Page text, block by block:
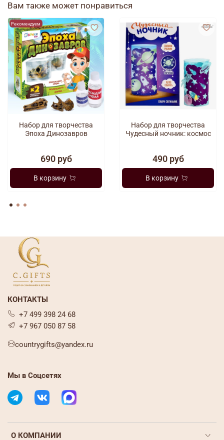
«Исчезновение запаха»;
«Шагающая вода».
Вам также может понравиться
Рекомендуем
Набор для творчества
Эпоха Динозавров
690 руб
В корзину
Набор для творчества
Чудесный ночник: космос
490 руб
В корзину
О КОМПАНИИ
КОНТАКТЫ
+7 499 398 24 68
+7 967 050 87 58
countrygifts@yandex.ru
Мы в Соцсетях